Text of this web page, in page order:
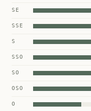
SE
SSE
S
SSO
SO
OSO
O